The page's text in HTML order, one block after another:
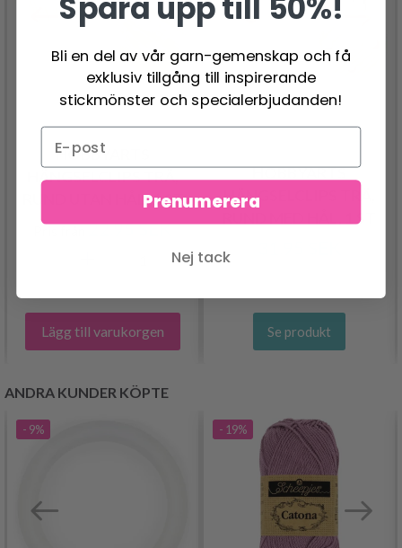
HOBBYARTS
HÄNGSELCLIPS TRÄ,
RUND UTAN HÅL, 1 ST
Pris från22.95 SEK
Lägg till varukorgen
HOBBYARTS
HÄNGSELCLIPS TRÄ,
RUND MED HÅL, 1 ST
Se produkt
ANDRA KUNDER KÖPTE
- 9% - 19%
Bli en del av vår garn-gemenskap och få
exklusiv tillgång till inspirerande
stickmönster och specialerbjudanden!
Prenumerera
Nej tack